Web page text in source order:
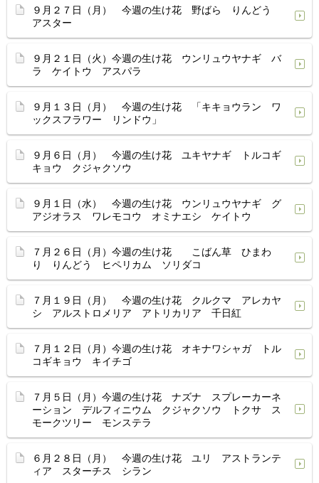
９月２７日（月） 今週の生け花 野ばら りんどう
アスター
９月２１日（火）今週の生け花 ウンリュウヤナギ バ
ラ ケイトウ アスパラ
９月１３日（月） 今週の生け花 「キキョウラン ワ
ックスフラワー リンドウ」
９月６日（月） 今週の生け花 ユキヤナギ トルコギ
キョウ クジャクソウ
９月１日（水） 今週の生け花 ウンリュウヤナギ グ
アジオラス ワレモコウ オミナエシ ケイトウ
７月２６日（月）今週の生け花 こばん草 ひまわ
り りんどう ヒペリカム ソリダコ
７月１９日（月） 今週の生け花 クルクマ アレカヤ
シ アルストロメリア アトリカリア 千日紅
７月１２日（月）今週の生け花 オキナワシャガ トル
コギキョウ キイチゴ
７月５日（月）今週の生け花 ナズナ スプレーカーネ
ーション デルフィニウム クジャクソウ トクサ ス
モークツリー モンステラ
６月２８日（月） 今週の生け花 ユリ アストランテ
ィア スターチス シラン